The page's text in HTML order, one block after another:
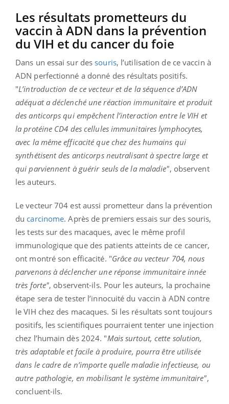
Les résultats prometteurs du
vaccin à ADN dans la prévention
du VIH et du cancer du foie
Dans un essai sur des souris, l’utilisation de ce vaccin à
ADN perfectionné a donné des résultats positifs.
"L’introduction de ce vecteur et de la séquence d’ADN
adéquat a déclenché une réaction immunitaire et produit
des anticorps qui empêchent l’interaction entre le VIH et
la protéine CD4 des cellules immunitaires lymphocytes,
avec la même efficacité que chez des humains qui
synthétisent des anticorps neutralisant à spectre large et
qui parviennent à guérir seuls de la maladie", observent
les auteurs.
Le vecteur 704 est aussi prometteur dans la prévention
du carcinome. Après de premiers essais sur des souris,
les tests sur des macaques, avec le même profil
immunologique que des patients atteints de ce cancer,
ont montré son efficacité. "Grâce au vecteur 704, nous
parvenons à déclencher une réponse immunitaire innée
très forte", observent-ils. Pour les auteurs, la prochaine
étape sera de tester l’innocuité du vaccin à ADN contre
le VIH chez des macaques. Si les résultats sont toujours
positifs, les scientifiques pourraient tenter une injection
chez l’humain dès 2024. "Mais surtout, cette solution,
très adaptable et facile à produire, pourra être utilisée
dans le cadre de n’importe quelle maladie infectieuse, ou
autre pathologie, en mobilisant le système immunitaire",
concluent-ils.